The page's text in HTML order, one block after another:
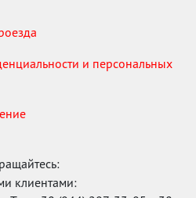
и персональных
клиентами: